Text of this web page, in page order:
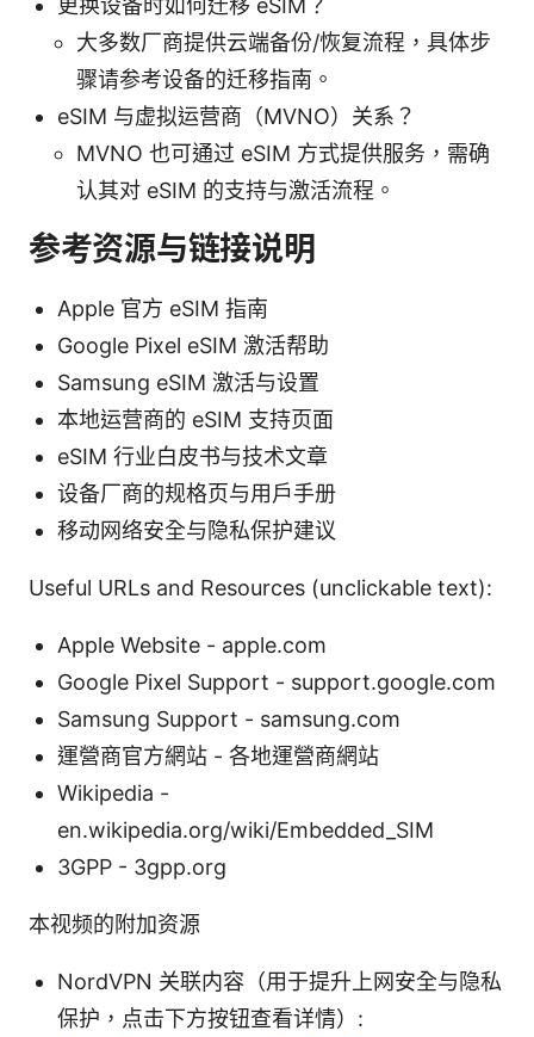
大多数厂商提供云端备份/恢复流程，具体步
骤请参考设备的迁移指南。
eSIM 与虚拟运营商（MVNO）关系？
MVNO 也可通过 eSIM 方式提供服务，需确
认其对 eSIM 的支持与激活流程。
参考资源与链接说明
Apple 官方 eSIM 指南
Google Pixel eSIM 激活帮助
Samsung eSIM 激活与设置
本地运营商的 eSIM 支持页面
eSIM 行业白皮书与技术文章
设备厂商的规格页与用户手册
移动网络安全与隐私保护建议
Useful URLs and Resources (unclickable text):
Apple Website - apple.com
Google Pixel Support - support.google.com
Samsung Support - samsung.com
運營商官方網站 - 各地運營商網站
Wikipedia -
en.wikipedia.org/wiki/Embedded_SIM
3GPP - 3gpp.org
本视频的附加资源
NordVPN 关联内容（用于提升上网安全与隐私
保护，点击下方按钮查看详情）: